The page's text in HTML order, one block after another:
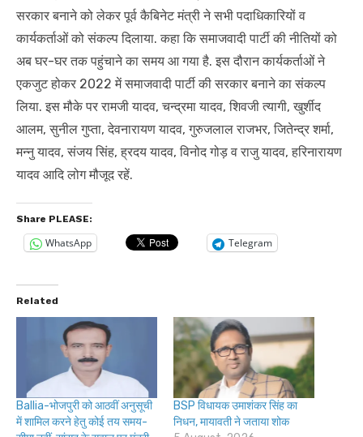
सरकार बनाने को लेकर पूर्व कैबिनेट मंत्री ने सभी पदाधिकारियों व
कार्यकर्ताओं को संकल्प दिलाया. कहा कि समाजवादी पार्टी की नीतियों को
अब घर-घर तक पहुंचाने का समय आ गया है. इस दौरान कार्यकर्ताओं ने
एकजुट होकर 2022 में समाजवादी पार्टी की सरकार बनाने का संकल्प
लिया. इस मौके पर रामजी यादव, चन्द्रमा यादव, शिवजी त्यागी, खुर्शीद
आलम, सुनील गुप्ता, देवनारायण यादव, गुरुजलाल राजभर, जितेन्द्र शर्मा,
मन्नु यादव, संजय सिंह, ह्रदय यादव, विनोद गोड़ व राजु यादव, हरिनारायण
यादव आदि लोग मौजूद रहें.
Share PLEASE:
WhatsApp Telegram
Related
Ballia-भोजपुरी को आठवीं अनुसूची
में शामिल करने हेतु कोई तय समय-
BSP विधायक उमाशंकर सिंह का
निधन, मायावती ने जताया शोक